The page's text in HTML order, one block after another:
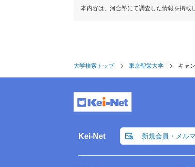
本内容は、河合塾にて調査した情報を掲載
大学検索トップ 東京聖栄大学 キャ
Kei-Net 新規会員・メル